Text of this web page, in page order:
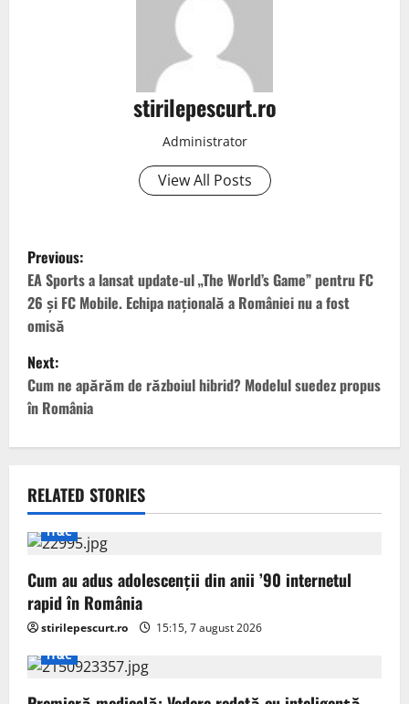
stirilepescurt.ro
Administrator
View All Posts
P
o
s
t
n
a
v
i
g
a
t
i
Previous:
EA Sports a lansat update-ul „The World’s Game” pentru FC
26 și FC Mobile. Echipa națională a României nu a fost
omisă
Next:
Cum ne apărăm de războiul hibrid? Modelul suedez propus
în România
RELATED STORIES
IT&C
Cum au adus adolescenții din anii ’90 internetul
rapid în România
stirilepescurt.ro
15:15, 7 august 2026
IT&C